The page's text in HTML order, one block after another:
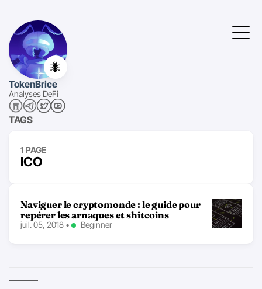
🐜
TokenBrice
Analyses DeFi
TAGS
1 PAGE
ICO
Naviguer le cryptomonde : le guide pour
repérer les arnaques et shitcoins
juil. 05, 2018 • Beginner